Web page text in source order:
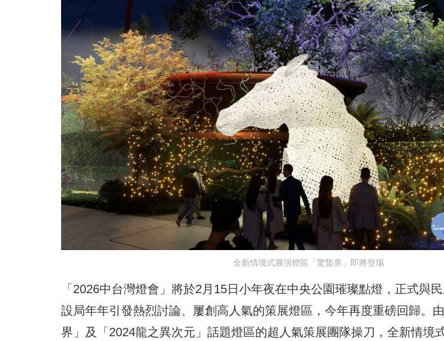
全新情境式展演燈區「驚蟄界」即將登場
「2026中台灣燈會」將於2月15日小年夜在中央公園璀璨點燈，正式與
設局年年引發熱烈討論、屢創高人氣的策展燈區，今年再度重磅回歸。
界」及「2024龍之異次元」話題燈區的超人氣策展團隊操刀，全新情境